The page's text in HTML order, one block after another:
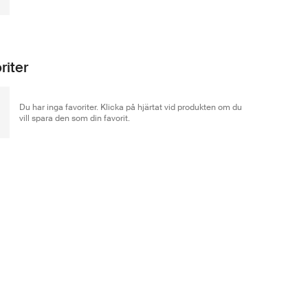
Du har inga favoriter. Klicka på hjärtat vid produkten om du
vill spara den som din favorit.